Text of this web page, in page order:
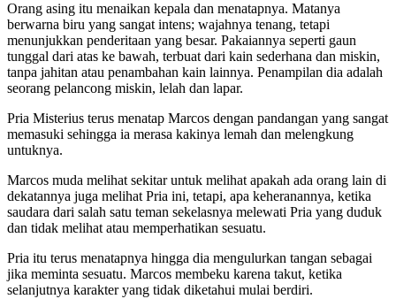
Orang asing itu menaikan kepala dan menatapnya. Matanya
berwarna biru yang sangat intens; wajahnya tenang, tetapi
menunjukkan penderitaan yang besar. Pakaiannya seperti gaun
tunggal dari atas ke bawah, terbuat dari kain sederhana dan miskin,
tanpa jahitan atau penambahan kain lainnya. Penampilan dia adalah
seorang pelancong miskin, lelah dan lapar.
Pria Misterius terus menatap Marcos dengan pandangan yang sangat
memasuki sehingga ia merasa kakinya lemah dan melengkung
untuknya.
Marcos muda melihat sekitar untuk melihat apakah ada orang lain di
dekatannya juga melihat Pria ini, tetapi, apa keheranannya, ketika
saudara dari salah satu teman sekelasnya melewati Pria yang duduk
dan tidak melihat atau memperhatikan sesuatu.
Pria itu terus menatapnya hingga dia mengulurkan tangan sebagai
jika meminta sesuatu. Marcos membeku karena takut, ketika
selanjutnya karakter yang tidak diketahui mulai berdiri.